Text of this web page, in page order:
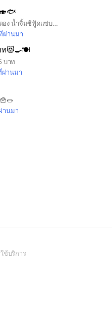
แซลมอนดอง ไข่ดอง กุ้งดอง น้ำจิ้มซีฟู้ดแซ่บๆ ทำสดใหม่ทุกวันราคาดีดีย์
ผ่านมา
ท😻🍳🍽️
บาท
ผ่านมา
านมา
ช้บริการ(Open